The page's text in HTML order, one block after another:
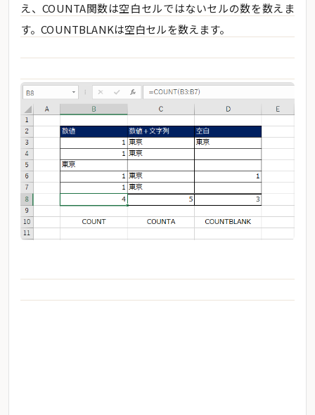
え、COUNTA関数は空白セルではないセルの数を数えま
す。COUNTBLANKは空白セルを数えます。